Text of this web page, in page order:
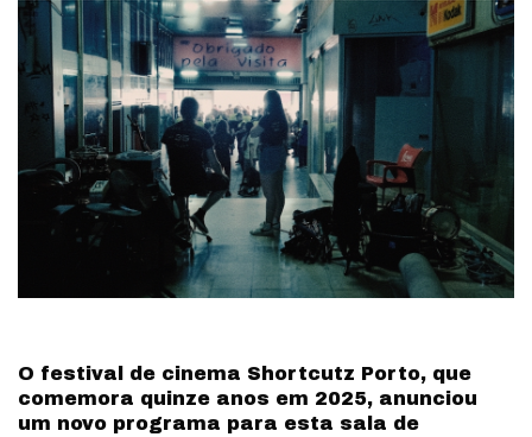
O festival de cinema Shortcutz Porto, que
comemora quinze anos em 2025, anunciou
um novo programa para esta sala de